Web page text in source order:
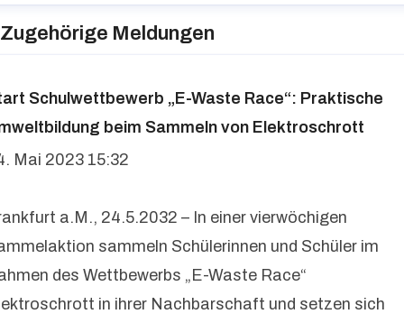
Zugehörige Meldungen
Schulwettbewerb „E-Waste Race“: Praktische
beim Sammeln von Elektroschrott
Mai 2023 15:32
a.M., 24.5.2032 – In einer vierwöchigen
sammeln Schülerinnen und Schüler im
des Wettbewerbs „E-Waste Race“
in ihrer Nachbarschaft und setzen sich